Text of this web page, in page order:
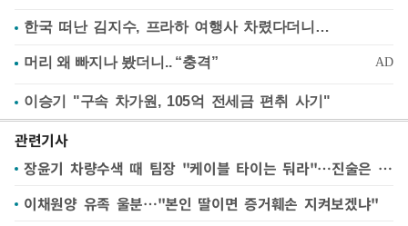
한국 떠난 김지수, 프라하 여행사 차렸다더니…
이승기 "구속 차가원, 105억 전세금 편취 사기"
관련기사
장윤기 차량수색 때 팀장 "케이블 타이는 둬라"…진술은 엇갈려
이채원양 유족 울분…"본인 딸이면 증거훼손 지켜보겠냐"